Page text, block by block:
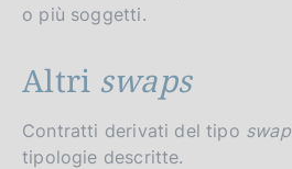
o più soggetti.
Altri swaps
Contratti derivati del tipo swap
tipologie descritte.